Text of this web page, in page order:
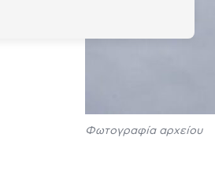
Φωτογραφία αρχείου